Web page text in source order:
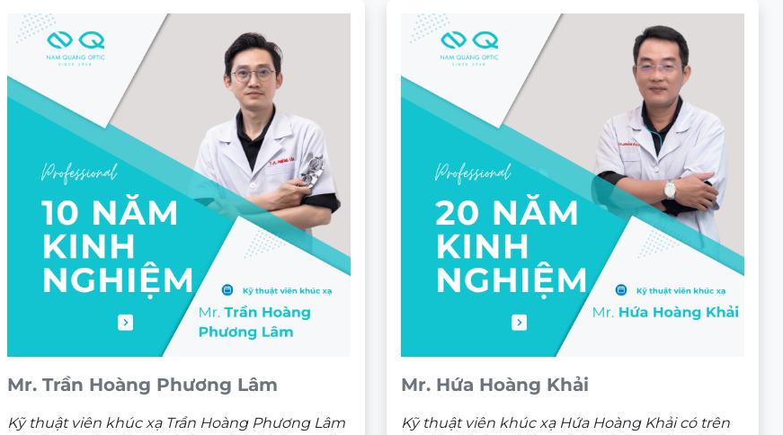
Mr. Trần Hoàng Phương Lâm
Kỹ thuật viên khúc xạ Trần Hoàng Phương Lâm
Mr. Hứa Hoàng Khải
Kỹ thuật viên khúc xạ Hứa Hoàng Khải có trên